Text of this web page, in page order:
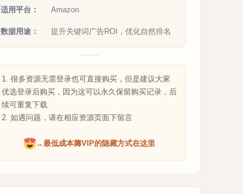
适用平台： Amazon
数据用途： 提升关键词广告ROI，优化自然排名
1. 很多资源无需登录也可直接购买，但是建议大家
优选登录后购买，因为这可以永久保留购买记录，后
续可重复下载
2. 如遇问题，请在相应资源页面下留言
→最低成本薅VIP的隐藏方式在这里